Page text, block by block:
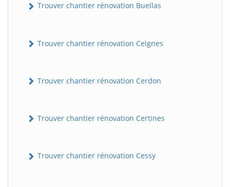
Trouver chantier rénovation Buellas
Trouver chantier rénovation Ceignes
Trouver chantier rénovation Cerdon
Trouver chantier rénovation Certines
Trouver chantier rénovation Cessy